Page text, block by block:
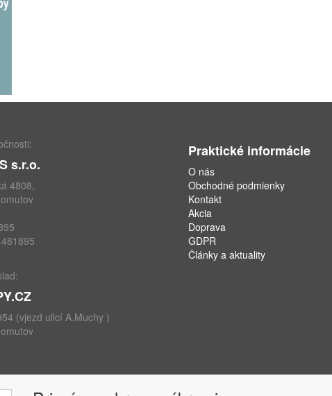
s.r.o.
4808,
(vjezd ulicí A.Muchy )
724 693 604
Praktické informácie
O nás
Obchodné podmienky
Kontakt
Akcia
Doprava
GDPR
Články a aktuality